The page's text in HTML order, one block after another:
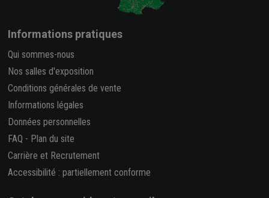
Informations pratiques
Qui sommes-nous
Nos salles d'exposition
Conditions générales de vente
Informations légales
Données personnelles
FAQ - Plan du site
Carrière et Recrutement
Accessibilité : partiellement conforme